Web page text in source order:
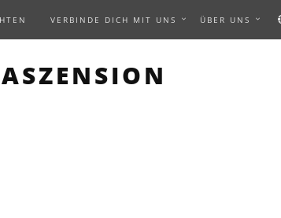
VERBINDE DICH MIT UNS ÜBER UNS